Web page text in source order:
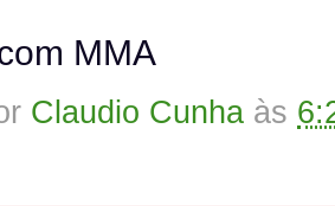
MMA
Claudio Cunha às